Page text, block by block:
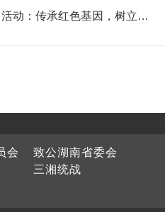
动：传承红色基因，树立和
会 致公湖南省委会
三湘统战